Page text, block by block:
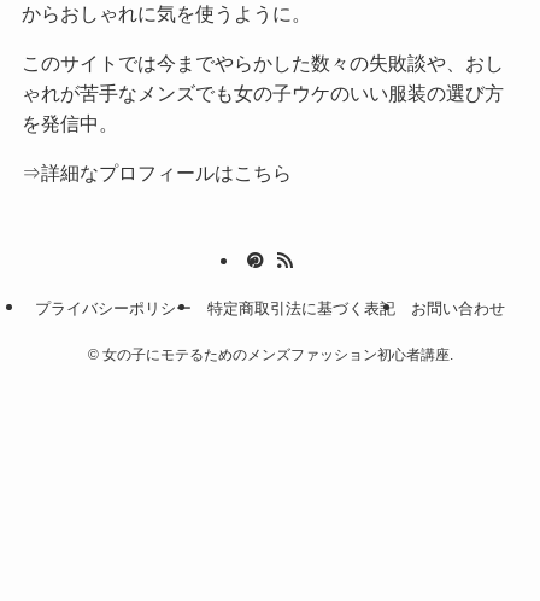
からおしゃれに気を使うように。
このサイトでは今までやらかした数々の失敗談や、おし
ゃれが苦手なメンズでも女の子ウケのいい服装の選び方
を発信中。
⇒詳細なプロフィールはこちら
プライバシーポリシー 特定商取引法に基づく表記 お問い合わせ
©女の子にモテるためのメンズファッション初心者講座.